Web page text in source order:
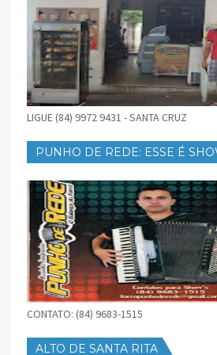
LIGUE (84) 9972 9431 - SANTA CRUZ
PUNHO DE REDE: ESSE É
CONTATO: (84) 9683-1515
ALTO DE SANTA RITA